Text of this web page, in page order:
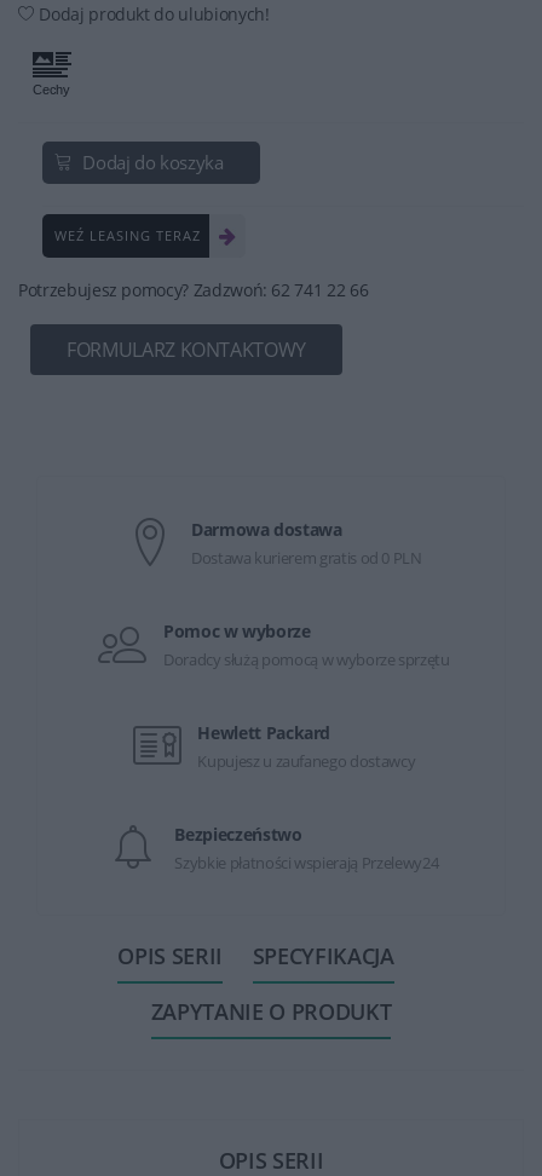
Dodaj produkt do ulubionych!
Dodaj do koszyka
WEŹ LEASING TERAZ
Potrzebujesz pomocy? Zadzwoń: 62 741 22 66
FORMULARZ KONTAKTOWY
Darmowa dostawa
Dostawa kurierem gratis od 0 PLN
Pomoc w wyborze
Doradcy służą pomocą w wyborze sprzętu
Hewlett Packard
Kupujesz u zaufanego dostawcy
Bezpieczeństwo
Szybkie płatności wspierają Przelewy24
OPIS SERII
SPECYFIKACJA
ZAPYTANIE O PRODUKT
OPIS SERII